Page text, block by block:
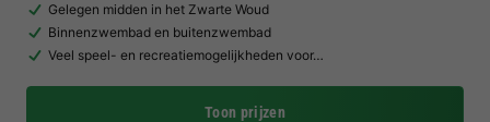
Gelegen midden in het Zwarte Woud
Binnenzwembad en buitenzwembad
Veel speel- en recreatiemogelijkheden voor…
Toon prijzen